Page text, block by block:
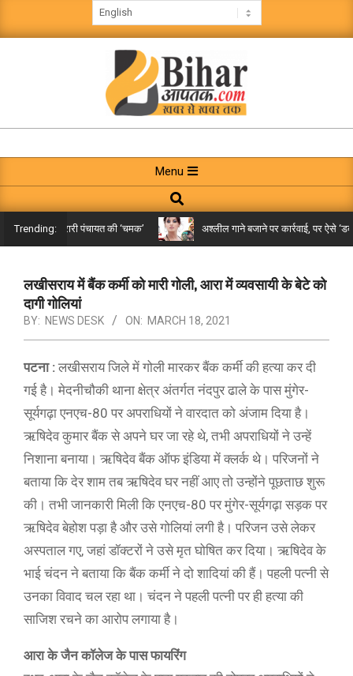
to
BIHAR
AAPTAK
Navigation
Menu
Menu
Search
Trending:
तक पहुंची गरारी पंचायत की ‘चमक’ अश्लील गाने बजाने पर कार्रवाई, पर ऐसे ‘डबल
लखीसराय में बैंक कर्मी को मारी गोली, आरा में व्यवसायी के बेटे को
दागी गोलियां
BY: NEWS DESK ON: MARCH 18, 2021
पटना : लखीसराय जिले में गोली मारकर बैंक कर्मी की हत्या कर दी
गई है। मेदनीचौकी थाना क्षेत्र अंतर्गत नंदपुर ढाले के पास मुंगेर-
सूर्यगढ़ा एनएच-80 पर अपराधियों ने वारदात को अंजाम दिया है।
ऋषिदेव कुमार बैंक से अपने घर जा रहे थे, तभी अपराधियों ने उन्हें
निशाना बनाया। ऋषिदेव बैंक ऑफ इंडिया में क्लर्क थे। परिजनों ने
बताया कि देर शाम तब ऋषिदेव घर नहीं आए तो उन्होंने पूछताछ शुरू
की। तभी जानकारी मिली कि एनएच-80 पर मुंगेर-सूर्यगढ़ा सड़क पर
ऋषिदेव बेहोश पड़ा है और उसे गोलियां लगी है। परिजन उसे लेकर
अस्पताल गए, जहां डॉक्टरों ने उसे मृत घोषित कर दिया। ऋषिदेव के
भाई चंदन ने बताया कि बैंक कर्मी ने दो शादियां की हैं। पहली पत्नी से
उनका विवाद चल रहा था। चंदन ने पहली पत्नी पर ही हत्या की
साजिश रचने का आरोप लगाया है।
आरा के जैन कॉलेज के पास फायरिंग